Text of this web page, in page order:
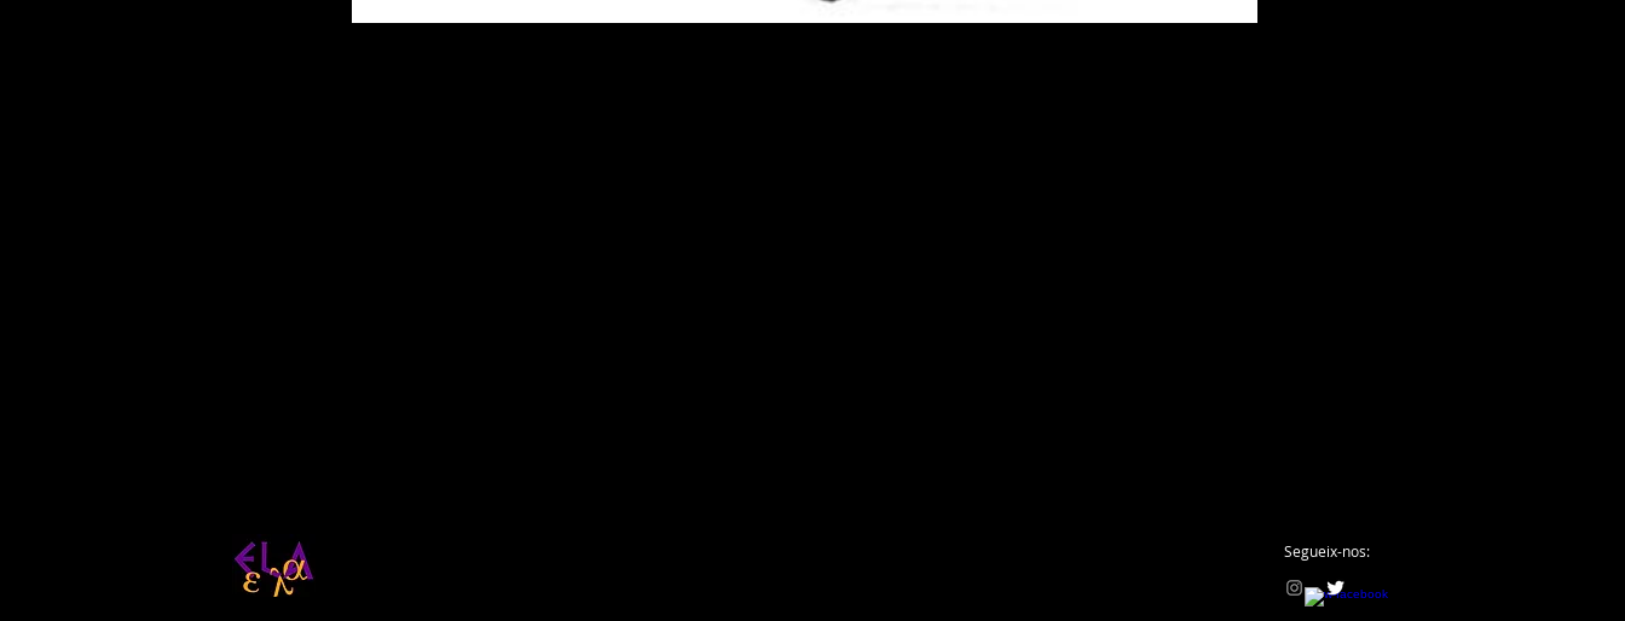
Segueix-nos: